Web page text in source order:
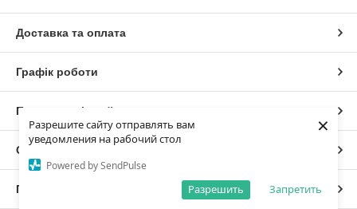
Разрешите сайту отправлять вам
уведомления на рабочий стол
Powered by SendPulse
Запретить
Разрешить
×
Доставка та оплата
Графік роботи
Повна версія сайту
Сайт створено на маркетплейсі
Політика конфіденційності